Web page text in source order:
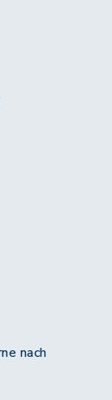
nach